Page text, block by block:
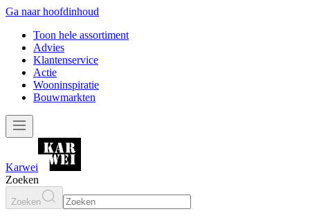
Ga naar hoofdinhoud
Toon hele assortiment
Advies
Klantenservice
Actie
Wooninspiratie
Bouwmarkten
Karwei
Zoeken
Zoeken